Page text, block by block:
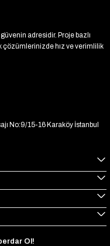
adresidir. Proje bazlı
çözümlerinizde hız ve verimlilik
No:9/15-16 Karaköy İstanbul
Ol!